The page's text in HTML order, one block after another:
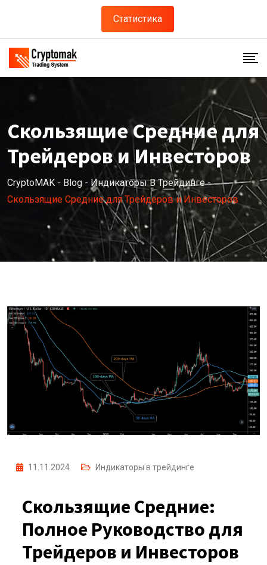
Статистика
Скользящие Средние для
Трейдеров и Инвесторов
CryptoMAK - Blog - Индикаторы В Трейдинге-
Скользящие Средние для Трейдеров и Инвесторов
11.11.2024 Индикаторы в трейдинге
Скользящие Средние:
Полное Руководство для
Трейдеров и Инвесторов